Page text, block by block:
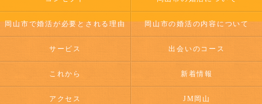
岡山市で婚活が必要とされる理由 岡山市の婚活の内容について
サービス 出会いのコース
これから 新着情報
アクセス JM岡山